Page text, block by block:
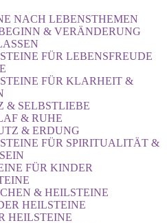
NACH LEBENSTHEMEN
& VERÄNDERUNG
FÜR LEBENSFREUDE
FÜR KLARHEIT &
& SELBSTLIEBE
& RUHE
& ERDUNG
FÜR SPIRITUALITÄT &
FÜR KINDER
& HEILSTEINE
HEILSTEINE
HEILSTEINE